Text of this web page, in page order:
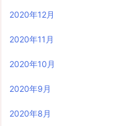
2020年12月
2020年11月
2020年10月
2020年9月
2020年8月